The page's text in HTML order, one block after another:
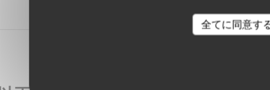
全てに同意す